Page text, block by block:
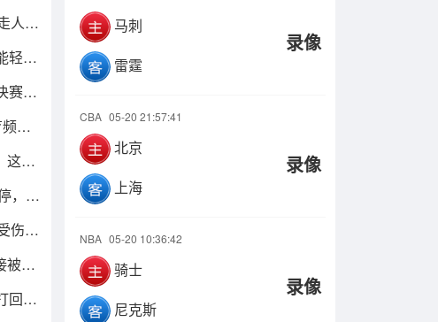
人，
轻松
赛大
道
这阵
，贺
伤
被背
回原
马刺
雷霆
录像
CBA 05-20 21:57:41
北京
上海
录像
NBA 05-20 10:36:42
骑士
尼克斯
录像